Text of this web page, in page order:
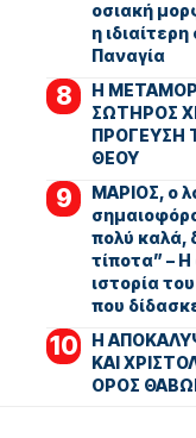
οσιακή
η
Παναγία
Η
ΣΩΤΗΡΟΣ
ΠΡΟΓΕΥΣΗ
ΘΕΟΥ
ΜΑΡΙΟΣ, ο
πολύ καλά,
τίποτα” – Η
ιστορία
που
Η
ΚΑΙ
ΟΡΟΣ